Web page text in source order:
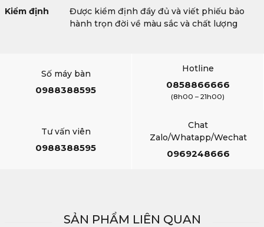
Kiểm định
Được kiểm định đầy đủ và viết phiếu bảo
hành trọn đời về màu sắc và chất lượng
Số máy bàn
0988388595
Hotline
0858866666
(8h00 – 21h00)
Tư vấn viên
0988388595
Chat
Zalo/Whatapp/Wechat
0969248666
SẢN PHẨM LIÊN QUAN